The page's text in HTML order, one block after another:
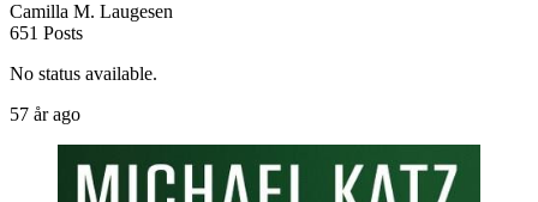
Camilla M. Laugesen
651 Posts
No status available.
57 år ago